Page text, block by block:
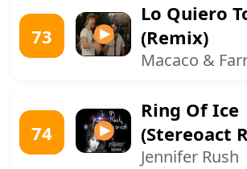
73
Lo Quiero
(Remix)
Macaco &
74
Ring Of Ice
(Stereoact
Jennifer Rush